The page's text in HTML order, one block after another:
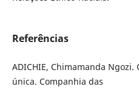
Referências
ADICHIE, Chimamanda
única. Companhia das